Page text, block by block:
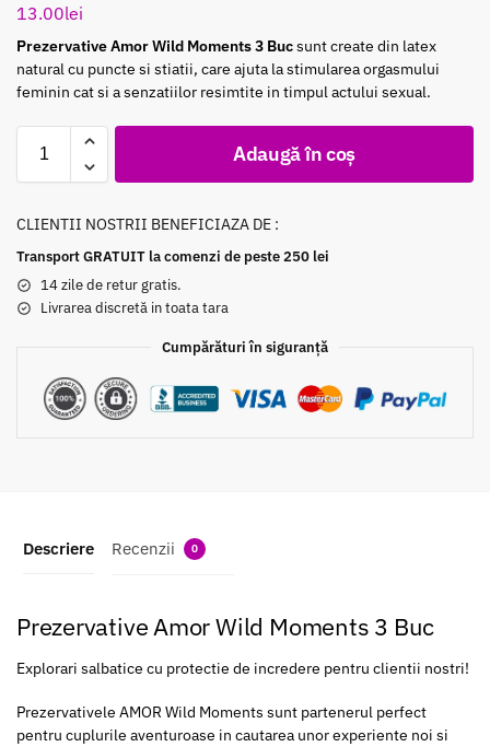
13.00lei
Prezervative Amor Wild Moments 3 Bucsunt create din latex
natural cu puncte si stiatii, care ajuta la stimularea orgasmului
feminin cat si a senzatiilor resimtite in timpul actului sexual.
Adaugă în coș
CLIENTII NOSTRII BENEFICIAZA DE :
Transport GRATUIT la comenzi de peste 250 lei
14 zile de retur gratis.
Livrarea discretă in toata tara
Cumpărături în siguranță
Descriere Recenzii 0
Prezervative Amor Wild Moments 3 Buc
Explorari salbatice cu protectie de incredere pentru clientii nostri!
Prezervativele AMOR Wild Moments sunt partenerul perfect
pentru cuplurile aventuroase in cautarea unor experiente noi si